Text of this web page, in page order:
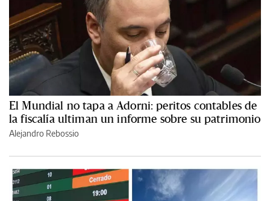
El Mundial no tapa a Adorni: peritos contables de
la fiscalía ultiman un informe sobre su patrimonio
Alejandro Rebossio